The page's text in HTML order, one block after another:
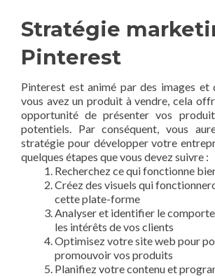
Stratégie
Pinterest
Pinterest est animé par des images et
vous avez un produit à vendre, cela
opportunité de présenter vos
potentiels. Par conséquent, vous
stratégie pour développer votre
quelques étapes que vous devez suivre :
Recherchez ce qui fonctionne
Créez des visuels qui
cette plate-forme
Analyser et identifier le
les intérêts de vos clients
Optimisez votre site web pour
promouvoir vos produits
Planifiez votre contenu et